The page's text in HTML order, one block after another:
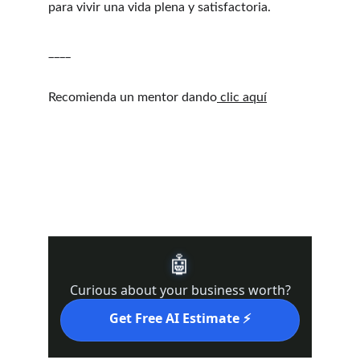
para vivir una vida plena y satisfactoria.
Recomienda un mentor dando ⁠ clic aquí